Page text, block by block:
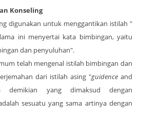
Konseling
digunakan untuk menggantikan istilah "
ini menyertai kata bimbingan, yaitu
dan penyuluhan".
telah mengenal istilah bimbingan dan
dari istilah asing "guidenceand
demikian yang dimaksud dengan
sesuatu yang sama artinya dengan